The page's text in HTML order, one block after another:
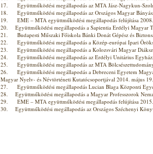
17. Együttműködési megállapodás az MTA Jász-Nagykun-
18. Együttműködési megállapodás az Országos Magyar
19. EME – MTA együttműködési megállapodás felújítása
20. Együttműködési megállapodás a Sapientia Erdélyi Magyar
21. Budapesti Műszaki Főiskola Bánki Donát Gépész és
22. Együttműködési megállapodás a Közép-európai Ipari
23. Együttműködési megállapodás a Kolozsvári Magyar
24. Együttműködési megállapodás az Erdélyi Unitárius
25. Együttműködési megállapodás az MTA
26. Együttműködési megállapodás a Debreceni Egyetem
Magyar Nyelv- és Névtörténeti Kutatócsoportjával 2014. május
27. Együttműködési megállapodás Lucian Blaga Központi
28. Együttműködési megállapodás a Magyar Professzorok
29. EME – MTA együttműködési megállapodás felújítása 2015.
30. Együttműködési megállapodás az Országos Széchenyi